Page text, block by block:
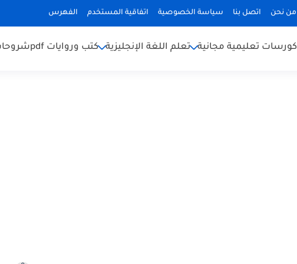
من نحن اتصل بنا سياسة الخصوصية اتفاقية المستخدم الفهرس
كورسات تعليمية مجانية تعلم اللغة الإنجليزية كتب وروايات pdf